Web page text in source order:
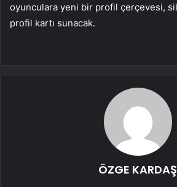
oyunculara yeni bir profil çerçevesi,
profil kartı sunacak.
ÖZGE KARDAŞ